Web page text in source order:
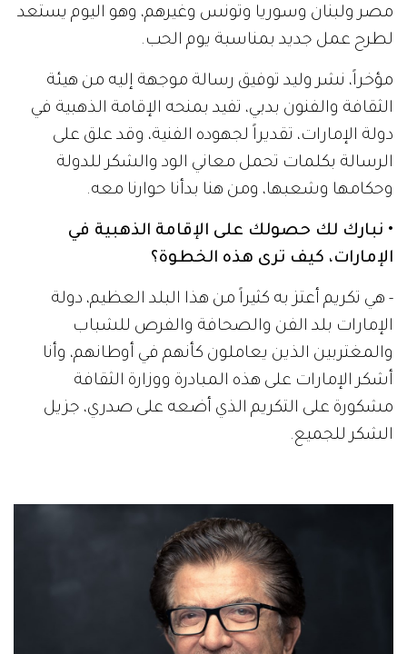
مصر ولبنان وسوريا وتونس وغيرهم، وهو اليوم يستعد
لطرح عمل جديد بمناسبة يوم الحب.
مؤخراً، نشر وليد توفيق رسالة موجهة إليه من هيئة
الثقافة والفنون بدبي، تفيد بمنحه الإقامة الذهبية في
دولة الإمارات، تقديراً لجهوده الفنية، وقد علق على
الرسالة بكلمات تحمل معاني الود والشكر للدولة
وحكامها وشعبها، ومن هنا بدأنا حوارنا معه.
• نبارك لك حصولك على الإقامة الذهبية في
الإمارات، كيف ترى هذه الخطوة؟
- هي تكريم أعتز به كثيراً من هذا البلد العظيم، دولة
الإمارات بلد الفن والصحافة والفرص للشباب
والمغتربين الذين يعاملون كأنهم في أوطانهم، وأنا
أشكر الإمارات على هذه المبادرة ووزارة الثقافة
مشكورة على التكريم الذي أضعه على صدري، جزيل
الشكر للجميع.